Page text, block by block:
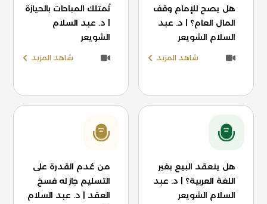
هل يصح للإمام وقف
المال العام؟ | د. عبد
السلام الشويعر
شاهد المزيد
تُمتلك المباحات بالحيازة
| د. عبد السلام
الشويعر
شاهد المزيد
هل ينعقد البيع بغير
اللغة العربية؟ | د. عبد
السلام الشويعر
من عُدم القدرة على
التسليم جاز له فسخ
العقد | د. عبد السلام